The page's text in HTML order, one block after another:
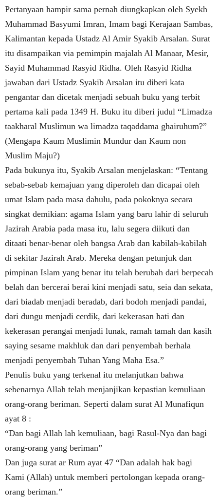
Pertanyaan hampir sama pernah diungkapkan oleh Syekh
Muhammad Basyumi Imran, Imam bagi Kerajaan Sambas,
Kalimantan kepada Ustadz Al Amir Syakib Arsalan. Surat
itu disampaikan via pemimpin majalah Al Manaar, Mesir,
Sayid Muhammad Rasyid Ridha. Oleh Rasyid Ridha
jawaban dari Ustadz Syakib Arsalan itu diberi kata
pengantar dan dicetak menjadi sebuah buku yang terbit
pertama kali pada 1349 H. Buku itu diberi judul “Limadza
taakharal Muslimun wa limadza taqaddama ghairuhum?”
(Mengapa Kaum Muslimin Mundur dan Kaum non
Muslim Maju?)
Pada bukunya itu, Syakib Arsalan menjelaskan: “Tentang
sebab-sebab kemajuan yang diperoleh dan dicapai oleh
umat Islam pada masa dahulu, pada pokoknya secara
singkat demikian: agama Islam yang baru lahir di seluruh
Jazirah Arabia pada masa itu, lalu segera diikuti dan
ditaati benar-benar oleh bangsa Arab dan kabilah-kabilah
di sekitar Jazirah Arab. Mereka dengan petunjuk dan
pimpinan Islam yang benar itu telah berubah dari berpecah
belah dan bercerai berai kini menjadi satu, seia dan sekata,
dari biadab menjadi beradab, dari bodoh menjadi pandai,
dari dungu menjadi cerdik, dari kekerasan hati dan
kekerasan perangai menjadi lunak, ramah tamah dan kasih
saying sesame makhluk dan dari penyembah berhala
menjadi penyembah Tuhan Yang Maha Esa.”
Penulis buku yang terkenal itu melanjutkan bahwa
sebenarnya Allah telah menjanjikan kepastian kemuliaan
orang-orang beriman. Seperti dalam surat Al Munafiqun
ayat 8 :
“Dan bagi Allah lah kemuliaan, bagi Rasul-Nya dan bagi
orang-orang yang beriman”
Dan juga surat ar Rum ayat 47 “Dan adalah hak bagi
Kami (Allah) untuk memberi pertolongan kepada orang-
orang beriman.”